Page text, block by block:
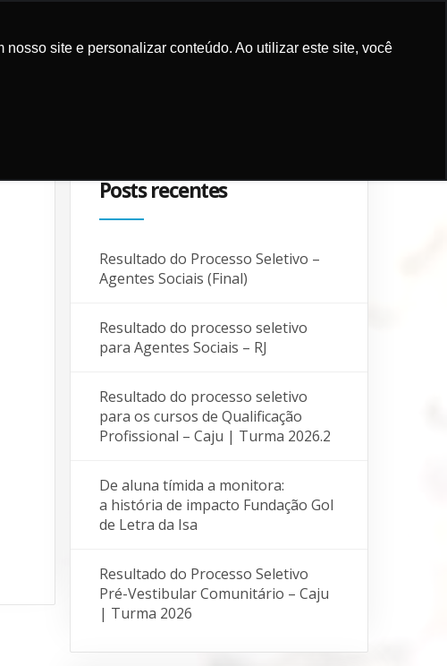
site e personalizar conteúdo. Ao utilizar este site, você
E MÍDIA
Posts recentes
Resultado do Processo Seletivo –
Agentes Sociais (Final)
Resultado do processo seletivo
para Agentes Sociais – RJ
Resultado do processo seletivo
para os cursos de Qualificação
Profissional – Caju | Turma 2026.2
De aluna tímida a monitora:
a história de impacto Fundação Gol
de Letra da Isa
Resultado do Processo Seletivo
Pré-Vestibular Comunitário – Caju
| Turma 2026